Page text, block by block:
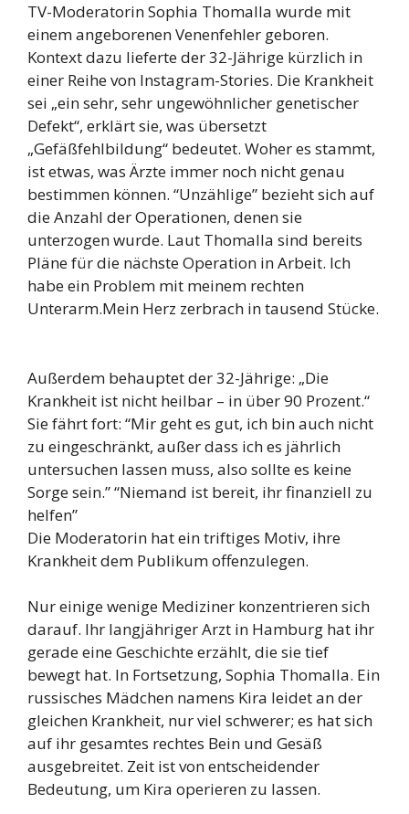
TV-Moderatorin Sophia Thomalla wurde mit
einem angeborenen Venenfehler geboren.
Kontext dazu lieferte der 32-Jährige kürzlich in
einer Reihe von Instagram-Stories. Die Krankheit
sei „ein sehr, sehr ungewöhnlicher genetischer
Defekt“, erklärt sie, was übersetzt
„Gefäßfehlbildung“ bedeutet. Woher es stammt,
ist etwas, was Ärzte immer noch nicht genau
bestimmen können. “Unzählige” bezieht sich auf
die Anzahl der Operationen, denen sie
unterzogen wurde. Laut Thomalla sind bereits
Pläne für die nächste Operation in Arbeit. Ich
habe ein Problem mit meinem rechten
Unterarm.Mein Herz zerbrach in tausend Stücke.
Außerdem behauptet der 32-Jährige: „Die
Krankheit ist nicht heilbar – in über 90 Prozent.“
Sie fährt fort: “Mir geht es gut, ich bin auch nicht
zu eingeschränkt, außer dass ich es jährlich
untersuchen lassen muss, also sollte es keine
Sorge sein.” “Niemand ist bereit, ihr finanziell zu
helfen”
Die Moderatorin hat ein triftiges Motiv, ihre
Krankheit dem Publikum offenzulegen.
Nur einige wenige Mediziner konzentrieren sich
darauf. Ihr langjähriger Arzt in Hamburg hat ihr
gerade eine Geschichte erzählt, die sie tief
bewegt hat. In Fortsetzung, Sophia Thomalla. Ein
russisches Mädchen namens Kira leidet an der
gleichen Krankheit, nur viel schwerer; es hat sich
auf ihr gesamtes rechtes Bein und Gesäß
ausgebreitet. Zeit ist von entscheidender
Bedeutung, um Kira operieren zu lassen.